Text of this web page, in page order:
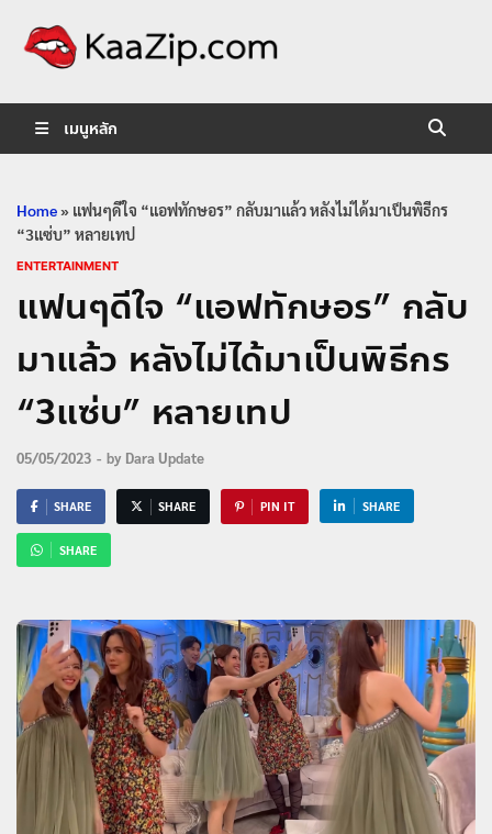
เมนูหลัก
Home» แฟนๆดีใจ “แอฟทักษอร” กลับมาแล้ว หลังไม่ได้มาเป็นพิธีกร
“3แซ่บ” หลายเทป
ENTERTAINMENT
แฟนๆดีใจ “แอฟทักษอร” กลับ
มาแล้ว หลังไม่ได้มาเป็นพิธีกร
“3แซ่บ” หลายเทป
05/05/2023 - by Dara Update
SHARE SHARE PIN IT SHARE
SHARE